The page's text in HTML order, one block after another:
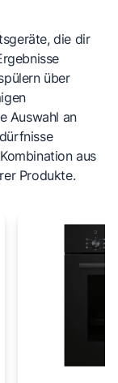
die dir
über
Auswahl an
aus
Produkte.